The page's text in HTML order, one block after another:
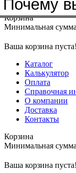
Меню+7(4912)50-
Корзина
Минимальная сумма
Ваша корзина пуста!
Каталог
Калькулятор
Оплата
Справочная
О компании
Доставка
Контакты
Корзина
Минимальная сумма
Ваша корзина пуста!
Почему